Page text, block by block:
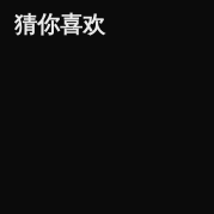
猜你喜欢